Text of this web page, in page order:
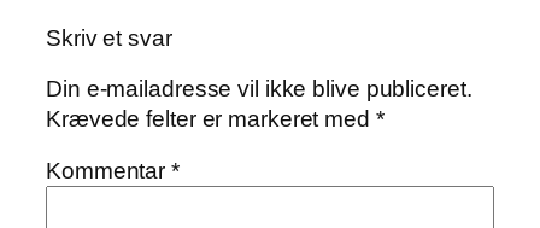
Skriv et svar
Din e-mailadresse vil ikke blive publiceret.
Krævede felter er markeret med *
Kommentar*